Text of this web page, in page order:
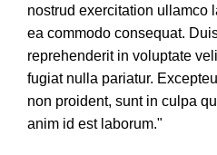
nostrud exercitation ullamco
ea commodo consequat.
reprehenderit in voluptate
fugiat nulla pariatur.
non proident, sunt in culpa
anim id est laborum."